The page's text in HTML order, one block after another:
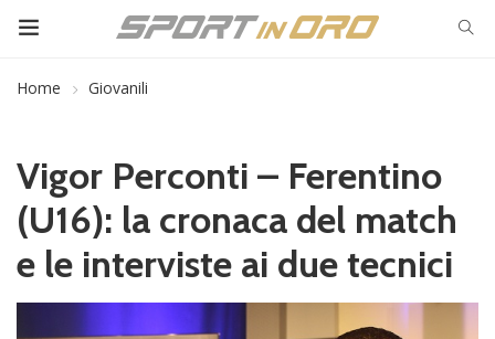
Home Giovanili
Vigor Perconti – Ferentino
(U16): la cronaca del match
e le interviste ai due tecnici